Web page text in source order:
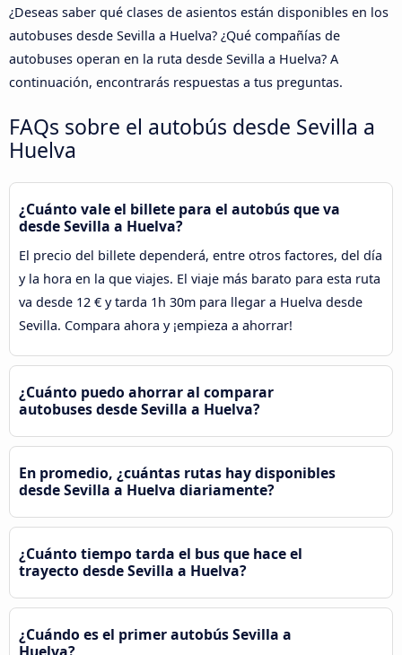
¿Deseas saber qué clases de asientos están disponibles en los
autobuses desde Sevilla a Huelva? ¿Qué compañías de
autobuses operan en la ruta desde Sevilla a Huelva? A
continuación, encontrarás respuestas a tus preguntas.
FAQs sobre el autobús desde Sevilla a
Huelva
¿Cuánto vale el billete para el autobús que va
desde Sevilla a Huelva?
El precio del billete dependerá, entre otros factores, del día
y la hora en la que viajes. El viaje más barato para esta ruta
va desde 12 € y tarda 1h 30m para llegar a Huelva desde
Sevilla. Compara ahora y ¡empieza a ahorrar!
¿Cuánto puedo ahorrar al comparar
autobuses desde Sevilla a Huelva?
En promedio, ¿cuántas rutas hay disponibles
desde Sevilla a Huelva diariamente?
¿Cuánto tiempo tarda el bus que hace el
trayecto desde Sevilla a Huelva?
¿Cuándo es el primer autobús Sevilla a